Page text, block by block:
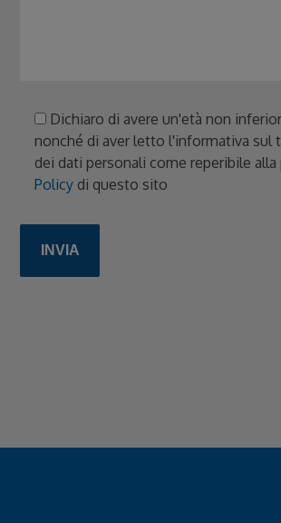
Dichiaro di avere un'età non
nonché di aver letto l'informativa sul
dei dati personali come reperibile
Policy di questo sito